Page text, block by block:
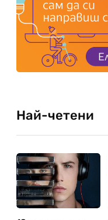
Най-четени